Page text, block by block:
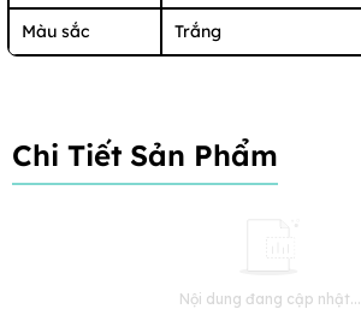
Màu sắc Trắng
Chi Tiết Sản Phẩm
Nội dung đang cập nhật...